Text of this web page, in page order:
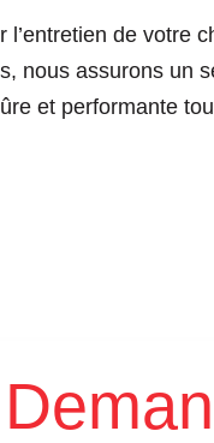
l’entretien de votre
nous assurons un
et performante